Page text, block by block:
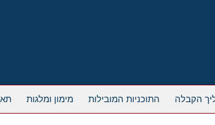
הקבלה התוכניות המובילות מימון ומלגות